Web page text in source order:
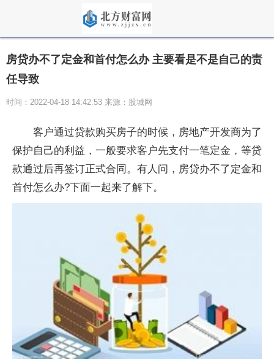
房贷办不了定金和首付怎么办 主要看是不是自己的责
任导致
时间：2022-04-18 14:42:53 来源：股城网
客户通过贷款购买房子的时候，房地产开发商为了
保护自己的利益，一般要求客户先支付一笔定金，等贷
款通过后再签订正式合同。有人问，房贷办不了定金和
首付怎么办?下面一起来了解下。